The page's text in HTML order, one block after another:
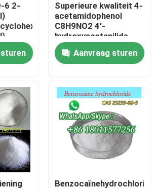
grondstoffen
Chemische producten Grondstof
tussenpersonen
6 2-
Superieure kwaliteit 4-
acetamidophenol
C8H9NO2 4'-
hydroxyacetanilide
CAS 103-90-2
Aanvraag sturen
Benzocaïnehydrochloride